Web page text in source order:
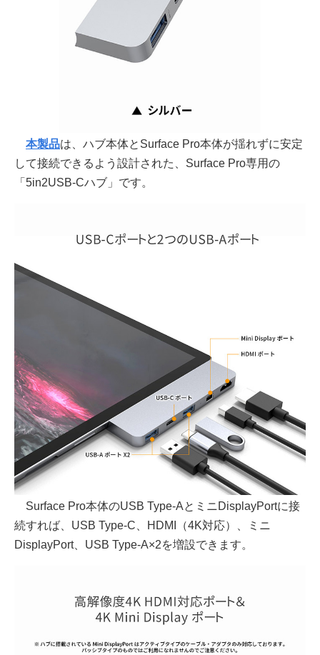
本製品は、ハブ本体とSurface Pro本体が揺れずに安定
して接続できるよう設計された、Surface Pro専用の
「5in2USB-Cハブ」です。
Surface Pro本体のUSB Type-AとミニDisplayPortに接
続すれば、USB Type-C、HDMI（4K対応）、ミニ
DisplayPort、USB Type-A×2を増設できます。